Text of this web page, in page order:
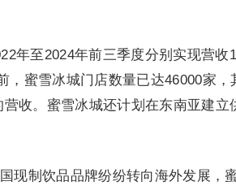
年至2024年前三季度分别实现营收
，蜜雪冰城门店数量已达46000家，
收。蜜雪冰城还计划在东南亚建立
现制饮品品牌纷纷转向海外发展，